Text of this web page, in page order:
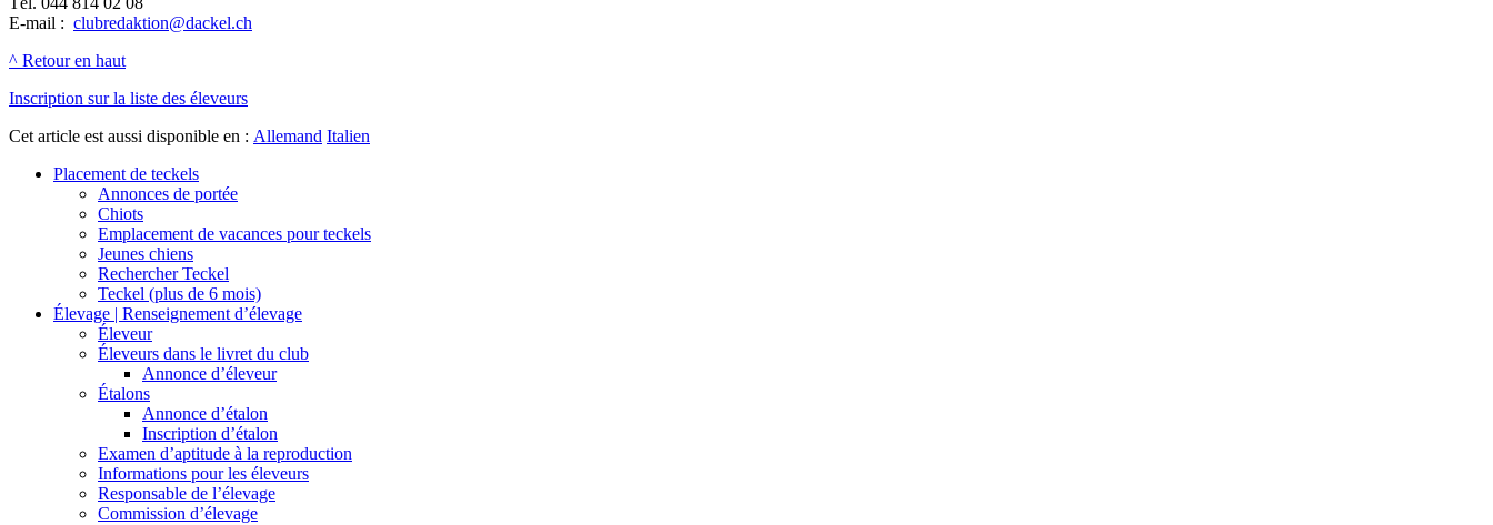
E-mail : clubredaktion@dackel.ch
^ Retour en haut
Inscription sur la liste des éleveurs
Cet article est aussi disponible en : Allemand Italien
Placement de teckels
Annonces de portée
Chiots
Emplacement de vacances pour teckels
Jeunes chiens
Rechercher Teckel
Teckel (plus de 6 mois)
Élevage | Renseignement d’élevage
Éleveur
Éleveurs dans le livret du club
Annonce d’éleveur
Étalons
Annonce d’étalon
Inscription d’étalon
Examen d’aptitude à la reproduction
Informations pour les éleveurs
Responsable de l’élevage
Commission d’élevage